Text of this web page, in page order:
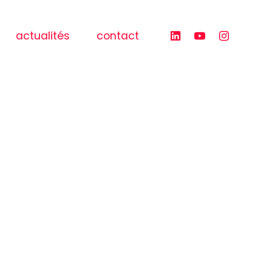
actualités contact